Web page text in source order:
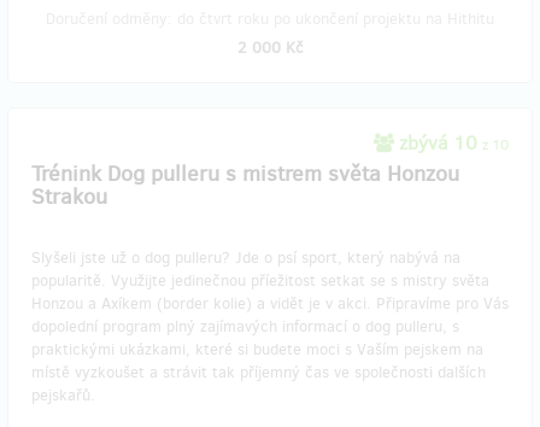
2 000 Kč
zbývá 10 z 10
Trénink Dog pulleru s mistrem světa Honzou
Strakou
Slyšeli jste už o dog pulleru? Jde o psí sport, který nabývá na
popularitě. Využijte jedinečnou příežitost setkat se s mistry světa
Honzou a Axíkem (border kolie) a vidět je v akci. Připravíme pro Vás
dopolední program plný zajímavých informací o dog pulleru, s
praktickými ukázkami, které si budete moci s Vaším pejskem na
místě vyzkoušet a strávit tak příjemný čas ve společnosti dalších
pejskařů.